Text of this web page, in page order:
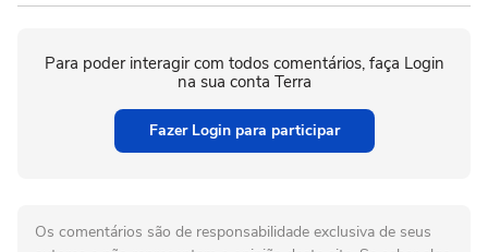
Para poder interagir com todos comentários, faça Login
na sua conta Terra
Fazer Login para participar
Os comentários são de responsabilidade exclusiva de seus